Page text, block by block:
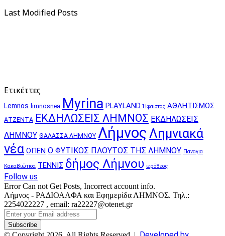
Last Modified Posts
Ετικέττες
Lemnos limnosnea Myrina PLAYLAND Ήφαιστος ΑΘΛΗΤΙΣΜΟΣ
ΑΤΖΕΝΤΑ ΕΚΔΗΛΩΣΕΙΣ ΛΗΜΝΟΣ ΕΚΔΗΛΩΣΕΙΣ
ΛΗΜΝΟΥ ΘΑΛΑΣΣΑ ΛΗΜΝΟΥ Λήμνος Λημνιακά
νέα ΟΠΕΝ Ο ΦΥΤΙΚΟΣ ΠΛΟΥΤΟΣ ΤΗΣ ΛΗΜΝΟΥ Παναγια
Κακαβιώτισα ΤΕΝΝΙΣ δήμος Λήμνου ιερόθεος
Follow us
Error Can not Get Posts, Incorrect account info.
Λήμνος - ΡΑΔΙΟΑΛΦΑ και Εφημερίδα ΛΗΜΝΟΣ. Τηλ.:
2254022227 , email: ra22227@otenet.gr
Enter
your
Email